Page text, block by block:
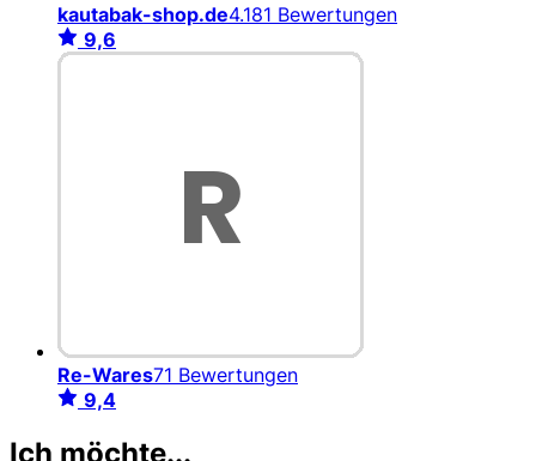
kautabak-shop.de4.181 Bewertungen
9,6
Re-Wares71 Bewertungen
9,4
Ich möchte...